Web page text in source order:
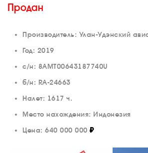
Продан
Производитель: Улан-Удэнский
Год: 2019
с/н: 8АМТ00643187740U
б/н: RA-24663
Налет: 1617 ч.
Место нахождения: Индонезия
Цена: 640 000 000 ₽